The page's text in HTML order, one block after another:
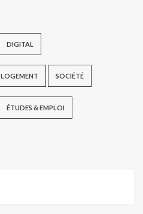
DIGITAL
LOGEMENT SOCIÉTÉ
ÉTUDES & EMPLOI